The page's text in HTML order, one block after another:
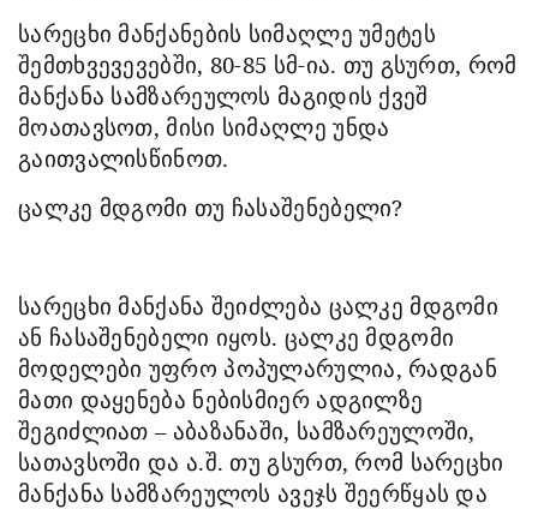
სარეცხი მანქანების სიმაღლე უმეტეს
შემთხვევევებში, 80-85 სმ-ია. თუ გსურთ, რომ
მანქანა სამზარეულოს მაგიდის ქვეშ
მოათავსოთ, მისი სიმაღლე უნდა
გაითვალისწინოთ.
ცალკე მდგომი თუ ჩასაშენებელი?
სარეცხი მანქანა შეიძლება ცალკე მდგომი
ან ჩასაშენებელი იყოს. ცალკე მდგომი
მოდელები უფრო პოპულარულია, რადგან
მათი დაყენება ნებისმიერ ადგილზე
შეგიძლიათ – აბაზანაში, სამზარეულოში,
სათავსოში და ა.შ. თუ გსურთ, რომ სარეცხი
მანქანა სამზარეულოს ავეჯს შეერწყას და